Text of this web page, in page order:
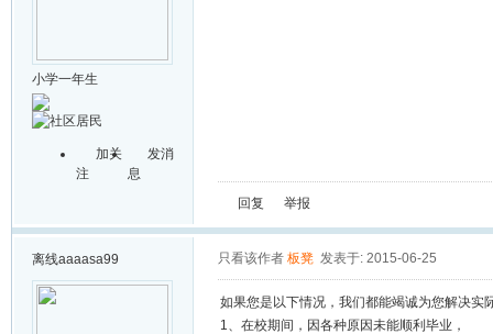
小学一年生
加关
注
发消
息
回复 举报
离线aaaasa99 只看该作者 板凳 发表于: 2015-06-25
如果您是以下情况，我们都能竭诚为您解决实
1、在校期间，因各种原因未能顺利毕业，